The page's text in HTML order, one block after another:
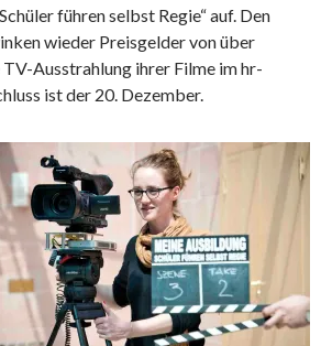
führen selbst Regie“ auf. Den
wieder Preisgelder von über
TV-Ausstrahlung ihrer Filme im hr-
ist der 20. Dezember.